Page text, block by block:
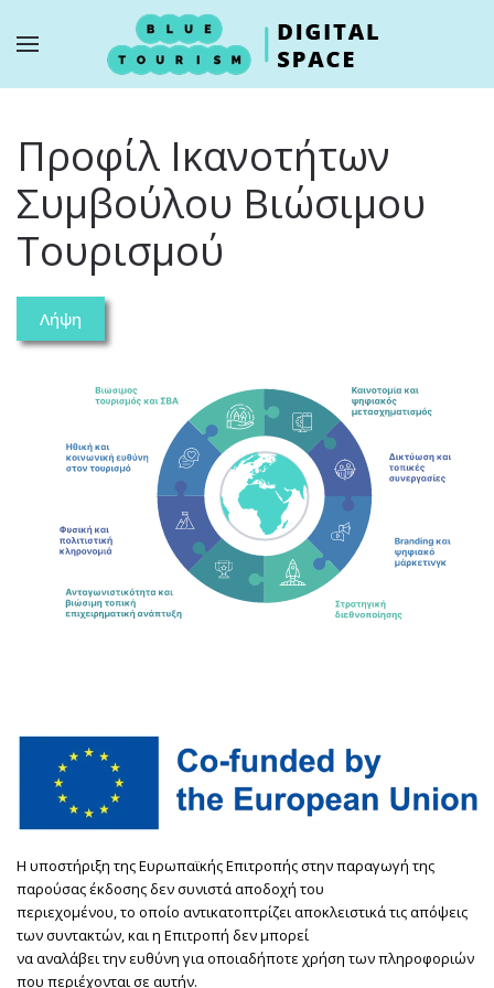
Skip to main content
Προφίλ Ικανοτήτων
Συμβούλου Βιώσιμου
Τουρισμού
Λήψη
Η υποστήριξη της Ευρωπαϊκής Επιτροπής στην παραγωγή της
παρούσας έκδοσης δεν συνιστά αποδοχή του
περιεχομένου, το οποίο αντικατοπτρίζει αποκλειστικά τις απόψεις
των συντακτών, και η Επιτροπή δεν μπορεί
να αναλάβει την ευθύνη για οποιαδήποτε χρήση των πληροφοριών
που περιέχονται σε αυτήν.